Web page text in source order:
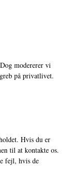
modererer vi
på privatlivet.
Hvis du er
til at kontakte os.
fejl, hvis de